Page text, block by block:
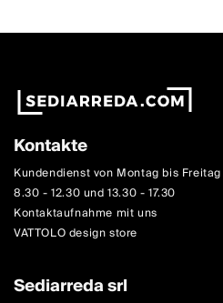
Kontakte
Kundendienst von Montag bis Freitag
8.30 - 12.30 und 13.30 - 17.30
Kontaktaufnahme mit uns
VATTOLO design store
Sediarreda srl